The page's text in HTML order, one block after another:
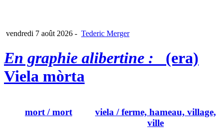
vendredi 7 août 2026 - Tederic Merger
En graphie alibertine : (era)
Viela mòrta
mort / mort viela / ferme, hameau, village,
ville